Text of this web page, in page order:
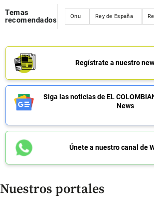
Temas
recomendados
Onu Rey de España
Regístrate a nuestro
Siga las noticias de EL
News
Únete a nuestro canal de
Nuestros portales